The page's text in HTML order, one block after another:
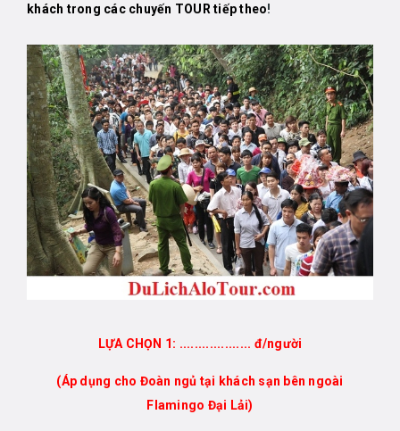
khách trong các chuyến TOUR tiếp theo!
LỰA CHỌN 1: ................... đ/người
(Áp dụng cho Đoàn ngủ tại khách sạn bên ngoài
Flamingo Đại Lải)